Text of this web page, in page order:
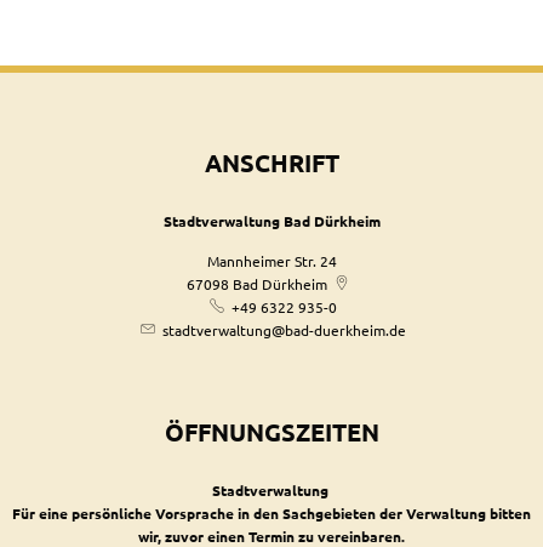
ANSCHRIFT
Stadtverwaltung Bad Dürkheim
Mannheimer Str. 24
67098 Bad Dürkheim
+49 6322 935-0
stadtverwaltung@bad-duerkheim.de
ÖFFNUNGSZEITEN
Stadtverwaltung
Für eine persönliche Vorsprache in den Sachgebieten der Verwaltung bitten
wir, zuvor einen Termin zu vereinbaren.